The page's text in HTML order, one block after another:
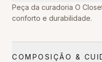
Peça da curadoria O
conforto e durabilidade.
COMPOSIÇÃO &